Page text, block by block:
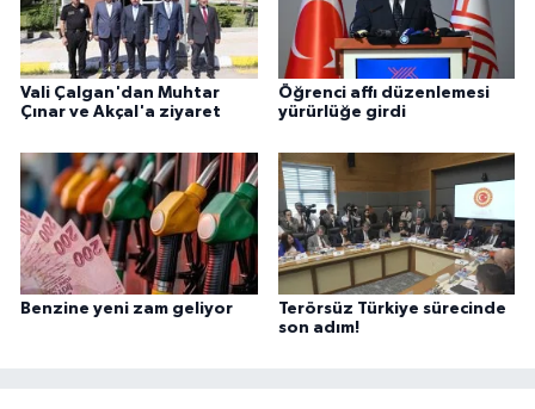
Vali Çalgan'dan Muhtar
Çınar ve Akçal'a ziyaret
Öğrenci affı düzenlemesi
yürürlüğe girdi
Benzine yeni zam geliyor
Terörsüz Türkiye sürecinde
son adım!